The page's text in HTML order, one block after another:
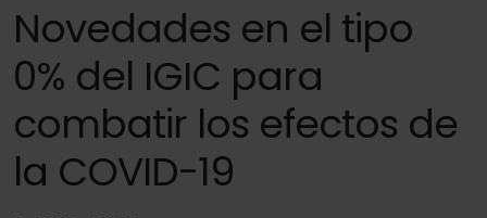
Novedades en el tipo
0% del IGIC para
combatir los efectos de
la COVID-19